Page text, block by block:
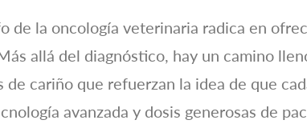
de la oncología veterinaria radica en
allá del diagnóstico, hay un camino
de cariño que refuerzan la idea de que
avanzada y dosis generosas de